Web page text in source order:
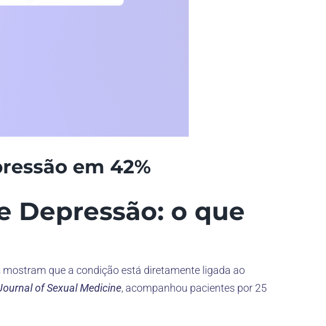
em 42%
Depressão: o que
que a condição está diretamente ligada ao
of Sexual Medicine, acompanhou pacientes por 25